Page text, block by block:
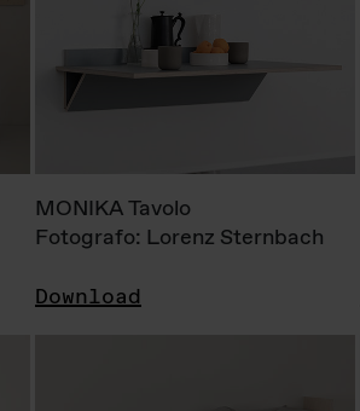
MONIKA Tavolo
Fotografo: Lorenz Sternbach
Download